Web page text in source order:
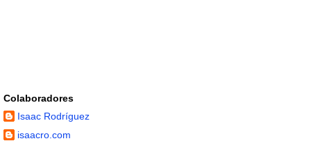
Colaboradores
Isaac Rodríguez
isaacro.com